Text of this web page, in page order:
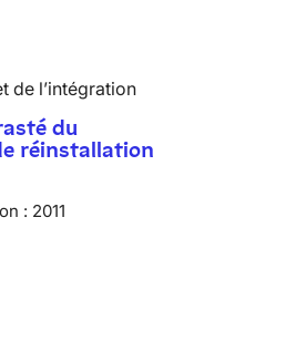
de l’intégration
du
réinstallation
: 2011